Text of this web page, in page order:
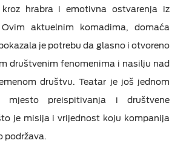
hrabra i emotivna ostvarenja iz
aktuelnim komadima, domaća
je potrebu da glasno i otvoreno
društvenim fenomenima i nasilju nad
društvu. Teatar je još jednom
preispitivanja i društvene
je misija i vrijednost koju kompanija
podržava.